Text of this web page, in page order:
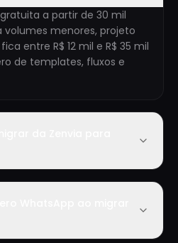
a partir de 30 mil
volumes menores, projeto
entre R$ 12 mil e R$ 35 mil
de templates, fluxos e